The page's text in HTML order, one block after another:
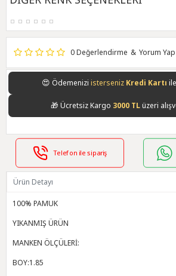
0 Değerlendirme & Yorum Yap
😍 Ödemenizi istersenizKredi Kartı
🎁 Ücretsiz Kargo 3000 TLüzeri
Telefon ile sipariş
Ürün Detayı
100% PAMUK
YIKANMIŞ ÜRÜN
MANKEN ÖLÇÜLERİ:
BOY:1.85